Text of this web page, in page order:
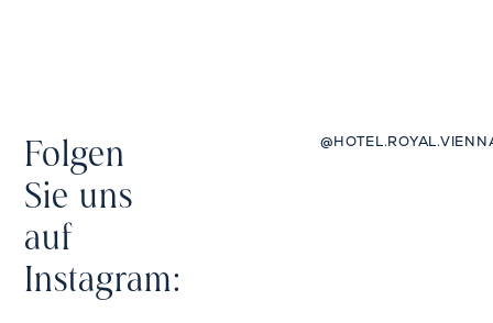
Folgen
Sie uns
auf
Instagram: